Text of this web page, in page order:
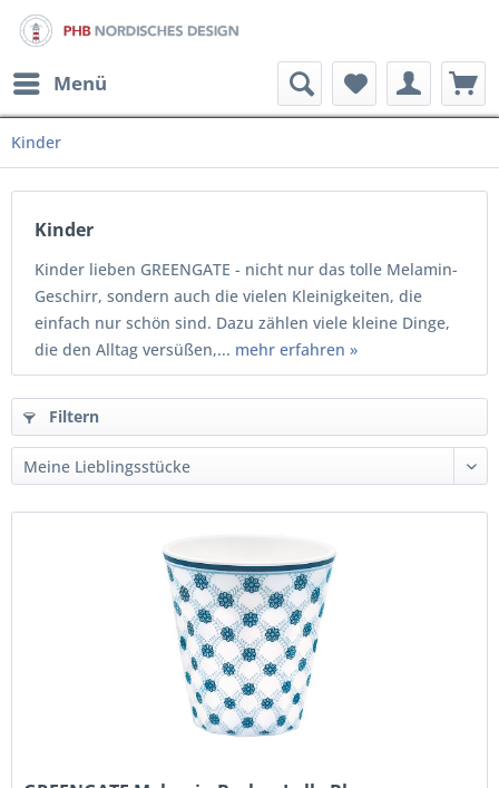
Menü
Kinder
Kinder
Kinder lieben GREENGATE - nicht nur das tolle Melamin-
Geschirr, sondern auch die vielen Kleinigkeiten, die
einfach nur schön sind. Dazu zählen viele kleine Dinge,
die den Alltag versüßen,... mehr erfahren »
Filtern